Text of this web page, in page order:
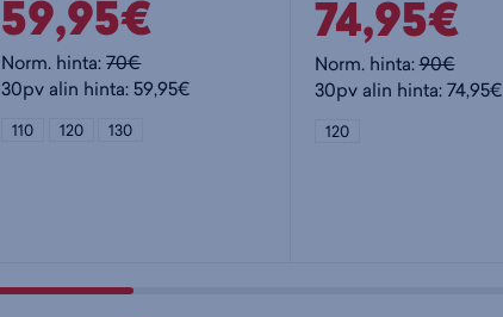
59,95€
Norm. hinta:70€
30pv alin hinta: 59,95€
110 120 130
74,95€
Norm. hinta:90€
30pv alin hinta: 74,95€
120